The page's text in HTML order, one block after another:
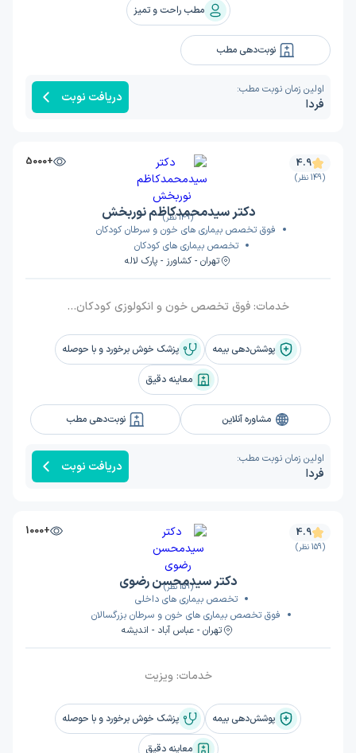
مطب راحت و تمیز
نوبت‌دهی مطب
اولین زمان نوبت مطب:
فردا دریافت نوبت
(149 نظر)
+5000 4.9
(149 نظر)
دکتر سیدمحمدکاظم نوربخش
فوق تخصص بیماری های خون و سرطان کودکان
تخصص بیماری های کودکان
تهران - کشاورز - پارک لاله
خدمات: فوق تخصص خون و انکولوزی کودکان و نوجوانان, مشاوره, ویزیت
پوشش‌دهی بیمه پزشک خوش برخورد و با حوصله
معاینه دقیق
مشاوره آنلاین نوبت‌دهی مطب
اولین زمان نوبت مطب:
فردا دریافت نوبت
(159 نظر)
+1000 4.9
(159 نظر)
دکتر سیدمحسن رضوی
تخصص بیماری های داخلی
فوق تخصص بیماری های خون و سرطان بزرگسالان
تهران - عباس آباد - اندیشه
خدمات:ویزیت
پوشش‌دهی بیمه پزشک خوش برخورد و با حوصله
معاینه دقیق